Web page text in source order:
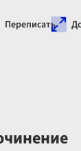
Переписать